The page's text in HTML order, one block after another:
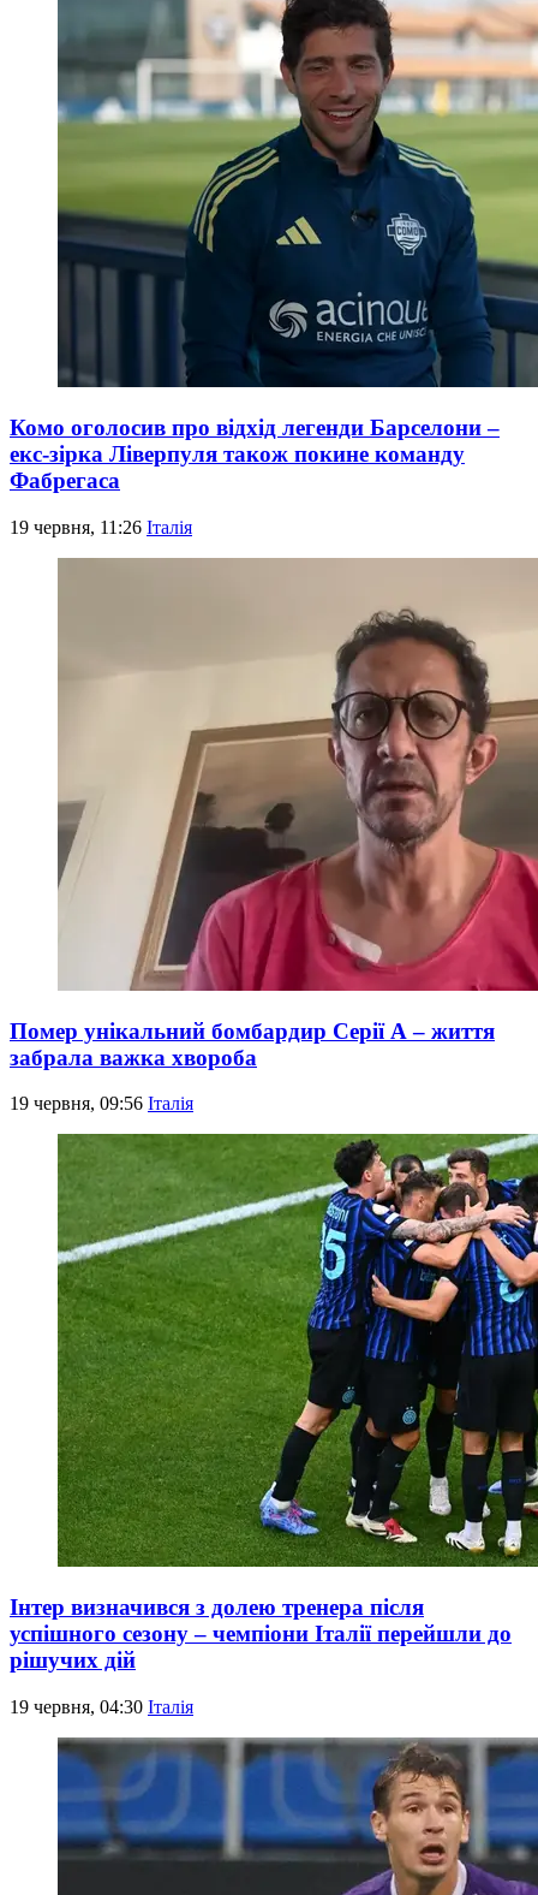
Комо оголосив про відхід легенди Барселони –
екс-зірка Ліверпуля також покине команду
Фабрегаса
19 червня, 11:26 Італія
Помер унікальний бомбардир Серії А – життя
забрала важка хвороба
19 червня, 09:56 Італія
Інтер визначився з долею тренера після
успішного сезону – чемпіони Італії перейшли до
рішучих дій
19 червня, 04:30 Італія